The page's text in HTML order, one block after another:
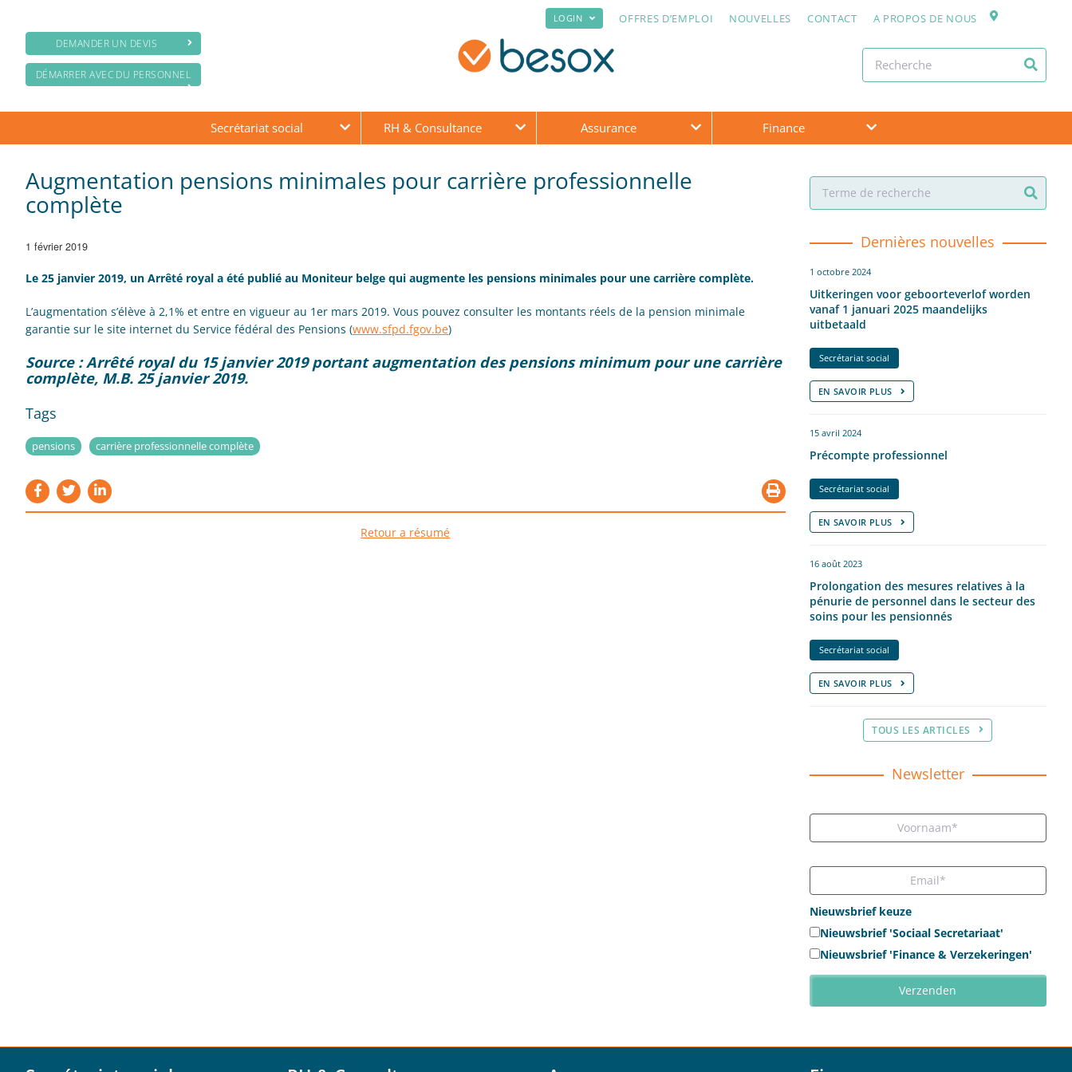
DEMANDER UN DEVIS
DÉMARRER AVEC DU PERSONNEL
LOGIN OFFRES D’EMPLOI NOUVELLES CONTACT A PROPOS DE NOUS
Secrétariat social RH & Consultance Assurance Finance
Augmentation pensions minimales pour carrière professionnelle
complète
1 février 2019
Le 25 janvier 2019, un Arrêté royal a été publié au Moniteur belge qui augmente les pensions minimales pour une carrière complète.
L’augmentation s’élève à 2,1% et entre en vigueur au 1er mars 2019. Vous pouvez consulter les montants réels de la pension minimale
garantie sur le site internet du Service fédéral des Pensions (www.sfpd.fgov.be)
Source : Arrêté royal du 15 janvier 2019 portant augmentation des pensions minimum pour une carrière
complète, M.B. 25 janvier 2019.
Tags
pensions carrière professionnelle complète
Retour a résumé
Dernières nouvelles
1 octobre 2024
Uitkeringen voor geboorteverlof worden
vanaf 1 januari 2025 maandelijks
uitbetaald
Secrétariat social
EN SAVOIR PLUS
15 avril 2024
Précompte professionnel
Secrétariat social
EN SAVOIR PLUS
16 août 2023
Prolongation des mesures relatives à la
pénurie de personnel dans le secteur des
soins pour les pensionnés
Secrétariat social
EN SAVOIR PLUS
TOUS LES ARTICLES
Newsletter
Nieuwsbrief keuze
Nieuwsbrief 'Sociaal Secretariaat'
Nieuwsbrief 'Finance & Verzekeringen'